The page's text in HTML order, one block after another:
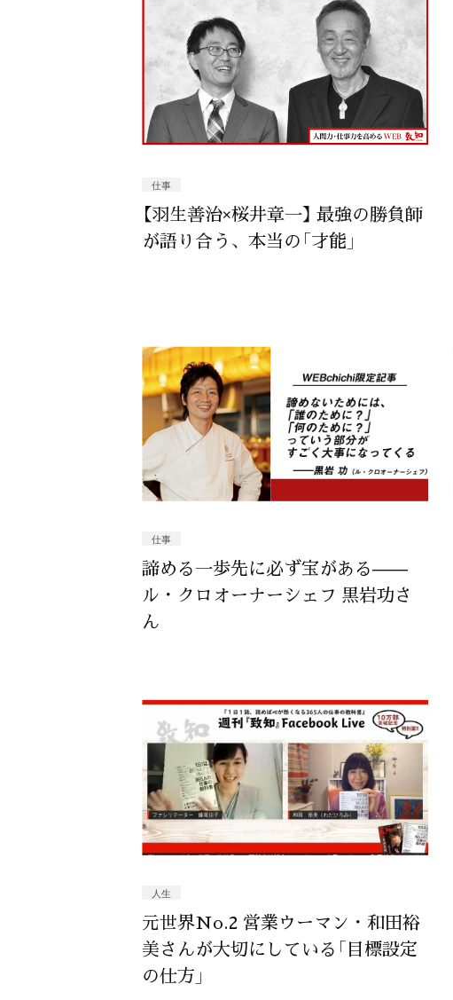
仕事
【羽生善治×桜井章一】 最強の勝負師
が語り合う、本当の「才能」
仕事
諦める一歩先に必ず宝がある——
ル・クロオーナーシェフ 黒岩功さ
ん
人生
元世界No.2 営業ウーマン・和田裕
美さんが大切にしている「目標設定
の仕方」